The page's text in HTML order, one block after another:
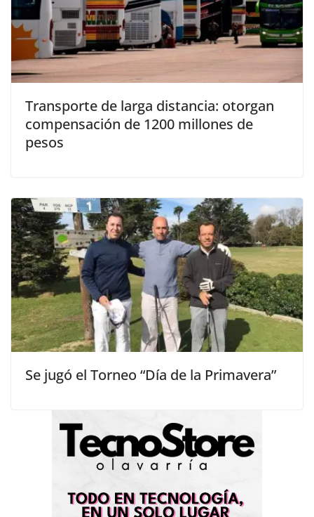
Transporte de larga distancia: otorgan
compensación de 1200 millones de
pesos
Se jugó el Torneo “Día de la Primavera”